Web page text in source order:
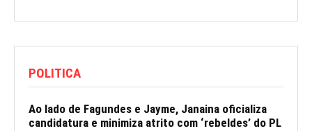
POLITICA
Ao lado de Fagundes e Jayme, Janaina oficializa
candidatura e minimiza atrito com ‘rebeldes’ do PL